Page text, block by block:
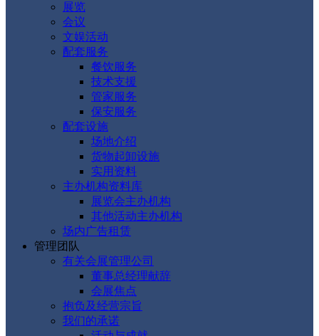
展览
会议
文娱活动
配套服务
餐饮服务
技术支援
管家服务
保安服务
配套设施
场地介绍
货物起卸设施
实用资料
主办机构资料库
展览会主办机构
其他活动主办机构
场内广告租赁
管理团队
有关会展管理公司
董事总经理献辞
会展焦点
抱负及经营宗旨
我们的承诺